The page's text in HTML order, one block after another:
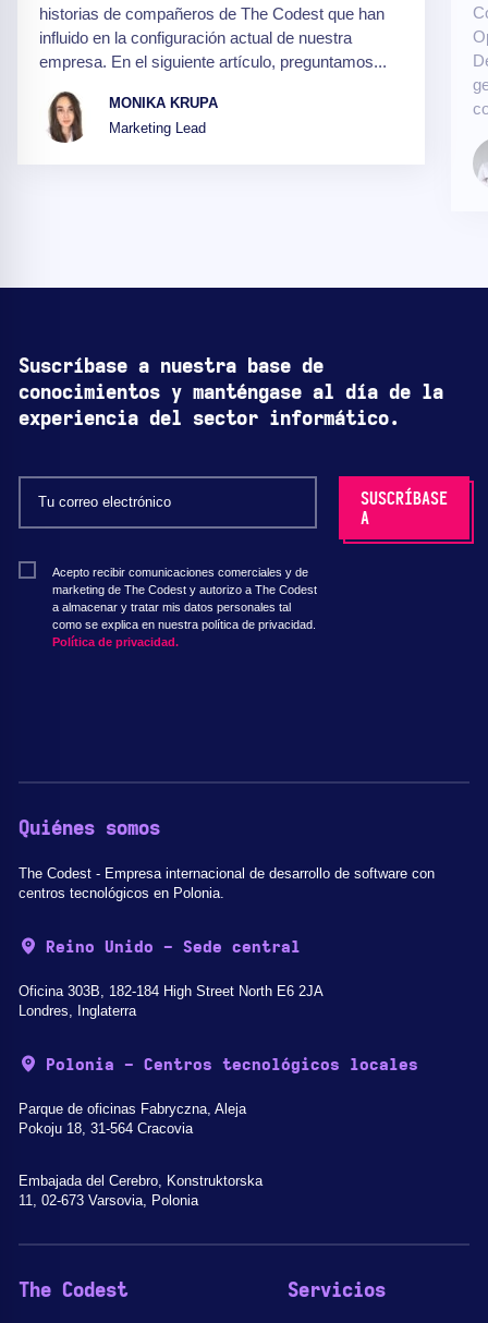
historias de compañeros de The Codest que han
influido en la configuración actual de nuestra
empresa. En el siguiente artículo, preguntamos...
MONIKA KRUPA
Marketing Lead
Suscríbase a nuestra base de
conocimientos y manténgase al día de la
experiencia del sector informático.
Acepto recibir comunicaciones comerciales y de
marketing de The Codest y autorizo a The Codest
a almacenar y tratar mis datos personales tal
como se explica en nuestra política de privacidad.
Política de privacidad.
Quiénes somos
The Codest - Empresa internacional de desarrollo de software con
centros tecnológicos en Polonia.
Reino Unido - Sede central
Oficina 303B, 182-184 High Street North E6 2JA
Londres, Inglaterra
Polonia - Centros tecnológicos locales
Parque de oficinas Fabryczna, Aleja
Pokoju 18, 31-564 Cracovia
Embajada del Cerebro, Konstruktorska
11, 02-673 Varsovia, Polonia
The Codest Servicios